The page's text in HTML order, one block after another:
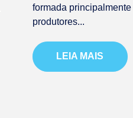
formada
produtores...
LEIA MAIS